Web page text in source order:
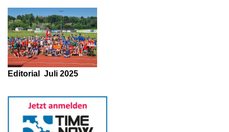
Editorial Juli 2025